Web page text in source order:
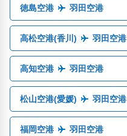
徳島空港 羽田空港
高松空港(香川) 羽田空港
高知空港 羽田空港
松山空港(愛媛) 羽田空港
福岡空港 羽田空港